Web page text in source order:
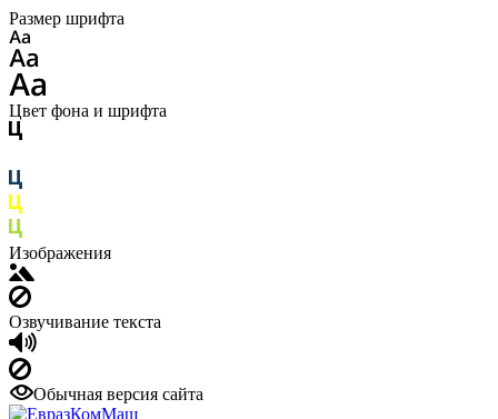
Размер шрифта
Цвет фона и шрифта
Изображения
Озвучивание текста
Обычная версия сайта